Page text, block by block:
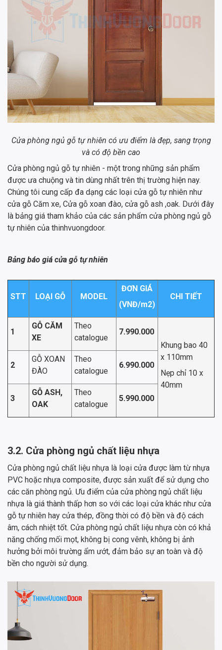
Cửa phòng ngủ gỗ tự nhiên có ưu điểm là đẹp, sang trọng
và có độ bền cao
Cửa phòng ngủ gỗ tự nhiên - một trong những sản phẩm
được ưa chuộng và tin dùng nhất trên thị trường hiện nay.
Chúng tôi cung cấp đa dạng các loại cửa gỗ tự nhiên như
cửa gỗ Căm xe, Cửa gỗ xoan đào, cửa gỗ ash ,oak. Dưới đây
là bảng giá tham khảo của các sản phẩm cửa phòng ngủ gỗ
tự nhiên của thinhvuongdoor.
Bảng báo giá cửa gỗ tự nhiên
STT LOẠI GỖ MODEL
ĐƠN GIÁ
(VNĐ/m2)
CHI TIẾT
1
GỖ CĂM
XE
Theo
catalogue
7.990.000
Khung bao 40
x 110mm
Nẹp chỉ 10 x
40mm
2
GỖ XOAN
ĐÀO
Theo
catalogue
6.990.000
3
GỖ ASH,
OAK
Theo
catalogue
5.990.000
3.2. Cửa phòng ngủ chất liệu nhựa
Cửa phòng ngủ chất liệu nhựa là loại cửa được làm từ nhựa
PVC hoặc nhựa composite, được sản xuất để sử dụng cho
các căn phòng ngủ. Ưu điểm của cửa phòng ngủ chất liệu
nhựa là giá thành thấp hơn so với các loại cửa khác như cửa
gỗ tự nhiên hay cửa thép, đồng thời có độ bền và độ cách
âm, cách nhiệt tốt. Cửa phòng ngủ chất liệu nhựa còn có khả
năng chống mối mọt, không bị cong vênh, không bị ảnh
hưởng bởi môi trường ẩm ướt, đảm bảo sự an toàn và độ
bền cho người sử dụng.